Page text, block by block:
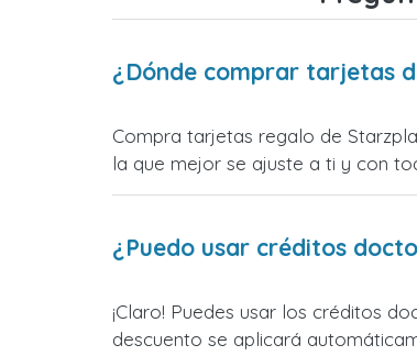
¿Dónde comprar tarjetas
Compra tarjetas regalo de
la que mejor se ajuste a ti y con
¿Puedo usar créditos
¡Claro! Puedes usar los créditos
descuento se aplicará